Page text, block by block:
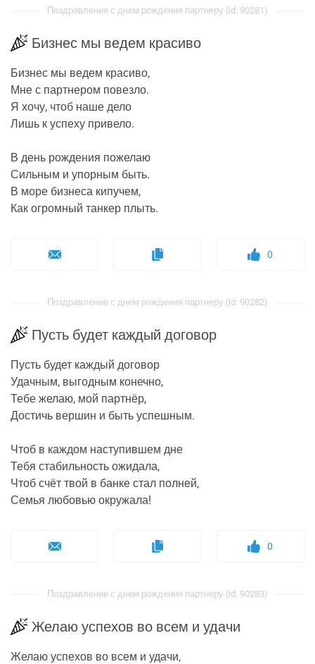
Поздравление с днем рождения партнеру (id: 90281)
Бизнес мы ведем красиво
Бизнес мы ведем красиво,
Мне с партнером повезло.
Я хочу, чтоб наше дело
Лишь к успеху привело.
В день рождения пожелаю
Сильным и упорным быть.
В море бизнеса кипучем,
Как огромный танкер плыть.
0
Поздравление с днем рождения партнеру (id: 90282)
Пусть будет каждый договор
Пусть будет каждый договор
Удачным, выгодным конечно,
Тебе желаю, мой партнёр,
Достичь вершин и быть успешным.
Чтоб в каждом наступившем дне
Тебя стабильность ожидала,
Чтоб счёт твой в банке стал полней,
Семья любовью окружала!
0
Поздравление с днем рождения партнеру (id: 90283)
Желаю успехов во всем и удачи
Желаю успехов во всем и удачи,